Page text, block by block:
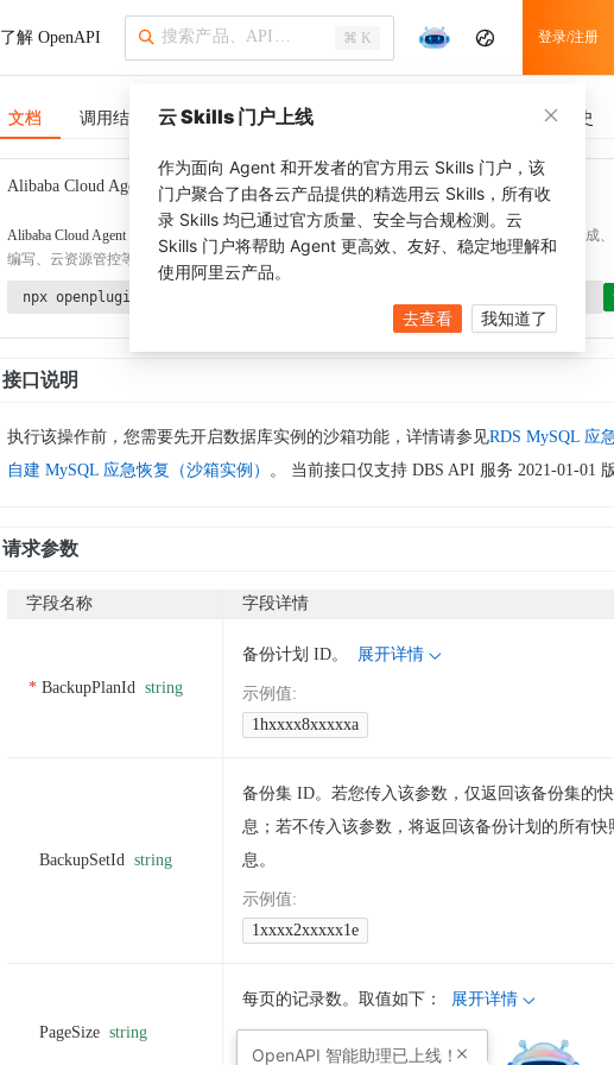
了解 OpenAPI ⌘ K 登录/注册
文档 调用结果 SDK 示例 CLI 示例 调用历史
Alibaba Cloud Agent Toolkit 了解更多
Alibaba Cloud Agent Toolkit
提供 Agent 插件、技能、MCP 配置和验证工具，涵盖 SDK 代码生成、
编写、云资源管控等能力。通过 alibabacloud-agent-toolkit-install 技能可快速完成本地配置。
npx openplugin aliyun/alibabacloud-agent-toolkit
接口说明
执行该操作前，您需要先开启数据库实例的沙箱功能，详情请参见RDS MySQL 应
自建 MySQL 应急恢复（沙箱实例） 。 当前接口仅支持 DBS API 服务 2021-01-01
请求参数
字段名称 字段详情
BackupPlanId string
备份计划 ID。 展开详情
示例值:
1hxxxx8xxxxxa
BackupSetId string
备份集 ID。若您传入该参数，仅返回该备份集的
息；若不传入该参数，将返回该备份计划的所有快
息。
示例值:
1xxxx2xxxxx1e
PageSize string
每页的记录数。取值如下： 展开详情
云 Skills 门户上线
作为面向 Agent 和开发者的官方用云 Skills 门户，该
门户聚合了由各云产品提供的精选用云 Skills，所有收
录 Skills 均已通过官方质量、安全与合规检测。云
Skills 门户将帮助 Agent 更高效、友好、稳定地理解和
使用阿里云产品。
去查看 我知道了
OpenAPI 智能助理已上线！